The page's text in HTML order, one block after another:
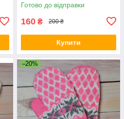
Готово до відправки
160 ₴ 200 ₴
Купити
–20%